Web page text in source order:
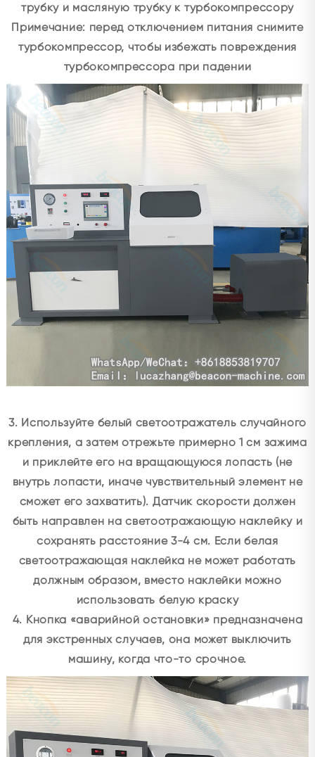
трубку и масляную трубку к турбокомпрессору
Примечание: перед отключением питания снимите
турбокомпрессор, чтобы избежать повреждения
турбокомпрессора при падении
3. Используйте белый светоотражатель случайного
крепления, а затем отрежьте примерно 1 см зажима
и приклейте его на вращающуюся лопасть (не
внутрь лопасти, иначе чувствительный элемент не
сможет его захватить). Датчик скорости должен
быть направлен на светоотражающую наклейку и
сохранять расстояние 3-4 см. Если белая
светоотражающая наклейка не может работать
должным образом, вместо наклейки можно
использовать белую краску
4. Кнопка «аварийной остановки» предназначена
для экстренных случаев, она может выключить
машину, когда что-то срочное.